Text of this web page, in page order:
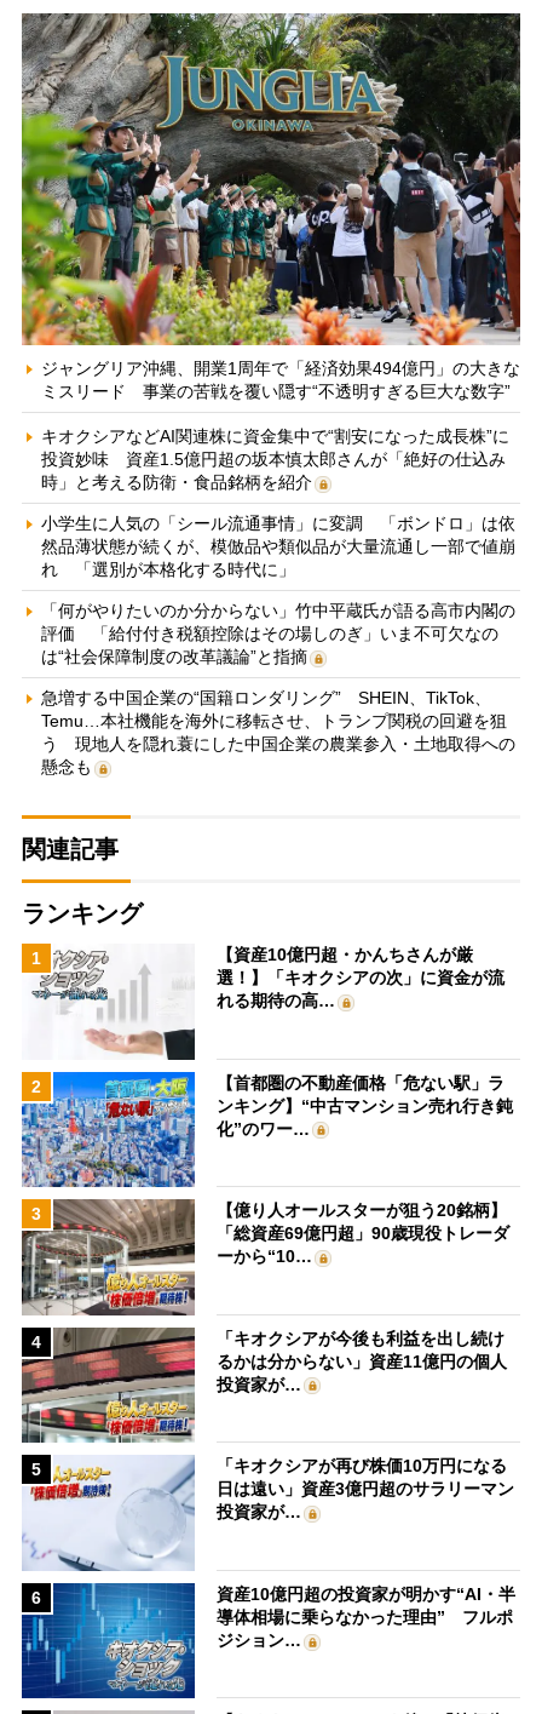
ジャングリア沖縄、開業1周年で「経済効果494億円」の大きな
ミスリード 事業の苦戦を覆い隠す“不透明すぎる巨大な数字”
キオクシアなどAI関連株に資金集中で“割安になった成長株”に
投資妙味 資産1.5億円超の坂本慎太郎さんが「絶好の仕込み
時」と考える防衛・食品銘柄を紹介
小学生に人気の「シール流通事情」に変調 「ボンドロ」は依
然品薄状態が続くが、模倣品や類似品が大量流通し一部で値崩
れ 「選別が本格化する時代に」
「何がやりたいのか分からない」竹中平蔵氏が語る高市内閣の
評価 「給付付き税額控除はその場しのぎ」いま不可欠なの
は“社会保障制度の改革議論”と指摘
急増する中国企業の“国籍ロンダリング” SHEIN、TikTok、
Temu…本社機能を海外に移転させ、トランプ関税の回避を狙
う 現地人を隠れ蓑にした中国企業の農業参入・土地取得への
懸念も
関連記事
ランキング
1
【資産10億円超・かんちさんが厳
選！】「キオクシアの次」に資金が流
れる期待の高…
2
【首都圏の不動産価格「危ない駅」ラ
ンキング】“中古マンション売れ行き鈍
化”のワー…
3
【億り人オールスターが狙う20銘柄】
「総資産69億円超」90歳現役トレーダ
ーから“10…
4
「キオクシアが今後も利益を出し続け
るかは分からない」資産11億円の個人
投資家が…
5
「キオクシアが再び株価10万円になる
日は遠い」資産3億円超のサラリーマン
投資家が…
6
資産10億円超の投資家が明かす“AI・半
導体相場に乗らなかった理由” フルポ
ジション…